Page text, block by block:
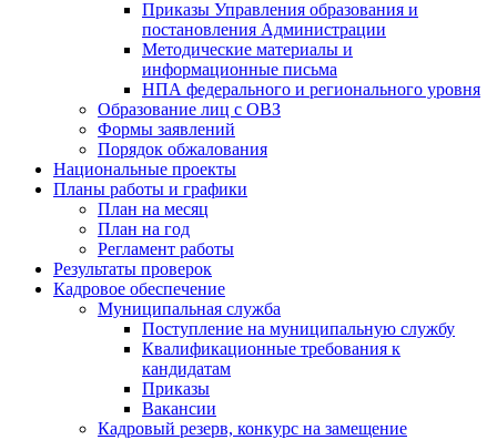
Приказы Управления образования и
постановления Администрации
Методические материалы и
информационные письма
НПА федерального и регионального уровня
Образование лиц с ОВЗ
Формы заявлений
Порядок обжалования
Национальные проекты
Планы работы и графики
План на месяц
План на год
Регламент работы
Результаты проверок
Кадровое обеспечение
Муниципальная служба
Поступление на муниципальную службу
Квалификационные требования к
кандидатам
Приказы
Вакансии
Кадровый резерв, конкурс на замещение